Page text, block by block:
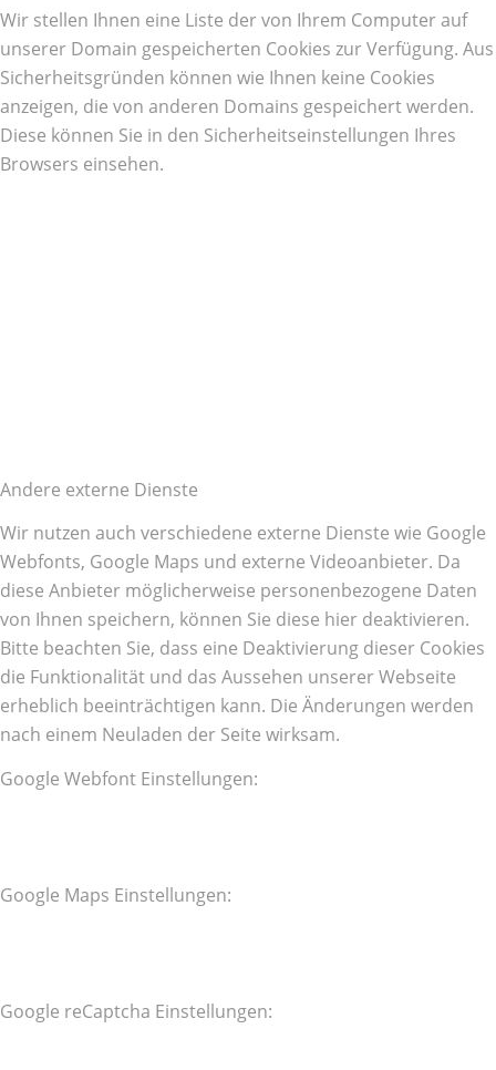
Wir stellen Ihnen eine Liste der von Ihrem Computer auf
unserer Domain gespeicherten Cookies zur Verfügung. Aus
Sicherheitsgründen können wie Ihnen keine Cookies
anzeigen, die von anderen Domains gespeichert werden.
Diese können Sie in den Sicherheitseinstellungen Ihres
Browsers einsehen.
Andere externe Dienste
Wir nutzen auch verschiedene externe Dienste wie Google
Webfonts, Google Maps und externe Videoanbieter. Da
diese Anbieter möglicherweise personenbezogene Daten
von Ihnen speichern, können Sie diese hier deaktivieren.
Bitte beachten Sie, dass eine Deaktivierung dieser Cookies
die Funktionalität und das Aussehen unserer Webseite
erheblich beeinträchtigen kann. Die Änderungen werden
nach einem Neuladen der Seite wirksam.
Google Webfont Einstellungen:
Google Maps Einstellungen:
Google reCaptcha Einstellungen: